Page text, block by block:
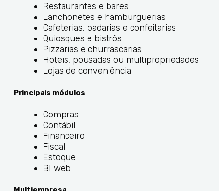
Restaurantes e bares
Lanchonetes e hamburguerias
Cafeterias, padarias e confeitarias
Quiosques e bistrôs
Pizzarias e churrascarias
Hotéis, pousadas ou multipropriedades
Lojas de conveniência
Principais módulos
Compras
Contábil
Financeiro
Fiscal
Estoque
BI web